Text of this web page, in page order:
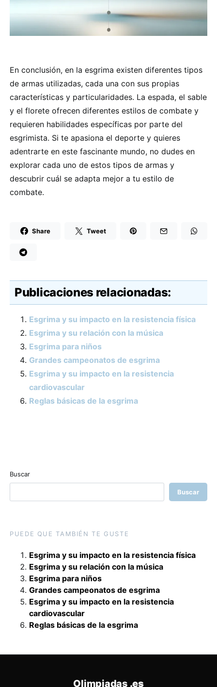
En conclusión, en la esgrima existen diferentes tipos
de armas utilizadas, cada una con sus propias
características y particularidades. La espada, el sable
y el florete ofrecen diferentes estilos de combate y
requieren habilidades específicas por parte del
esgrimista. Si te apasiona el deporte y quieres
adentrarte en este fascinante mundo, no dudes en
explorar cada uno de estos tipos de armas y
descubrir cuál se adapta mejor a tu estilo de
combate.
Share Tweet
Publicaciones relacionadas:
Esgrima y su impacto en la resistencia física
Esgrima y su relación con la música
Esgrima para niños
Grandes campeonatos de esgrima
Esgrima y su impacto en la resistencia
cardiovascular
Reglas básicas de la esgrima
Buscar
Buscar
PUEDE QUE TAMBIÉN TE GUSTE
Esgrima y su impacto en la resistencia física
Esgrima y su relación con la música
Esgrima para niños
Grandes campeonatos de esgrima
Esgrima y su impacto en la resistencia
cardiovascular
Reglas básicas de la esgrima
Olimpiadas .es